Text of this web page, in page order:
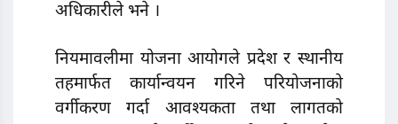
अधिकारीले भने ।
नियमावलीमा योजना आयोगले प्रदेश र स्थानीय
तहमार्फत कार्यान्वयन गरिने परियोजनाको
वर्गीकरण गर्दा आवश्यकता तथा लागतको